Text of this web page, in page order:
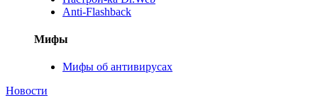
Anti-Flashback
Мифы
Мифы об антивирусах
Новости